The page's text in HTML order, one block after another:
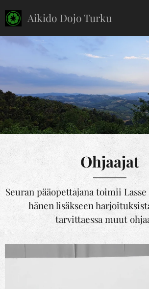
Aikido Dojo Turku
Ohjaajat
Seuran pääopettajana toimii
hänen lisäkseen
tarvittaessa muut